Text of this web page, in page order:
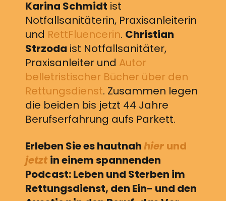
Karina Schmidt ist
Notfallsanitäterin, Praxisanleiterin
und RettFluencerin. Christian
Strzoda ist Notfallsanitäter,
Praxisanleiter und Autor
belletristischer Bücher über den
Rettungsdienst. Zusammen legen
die beiden bis jetzt 44 Jahre
Berufserfahrung aufs Parkett.
Erleben Sie es hautnahhier und
jetzt in einem spannenden
Podcast: Leben und Sterben im
Rettungsdienst, den Ein- und den